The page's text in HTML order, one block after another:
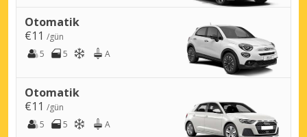
Otomatik
€11 /gün
5
5 A
Otomatik
€11 /gün
5
5 A